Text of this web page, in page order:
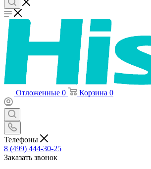
Отложенные 0 Корзина 0
Телефоны
8 (499) 444-30-25
Заказать звонок